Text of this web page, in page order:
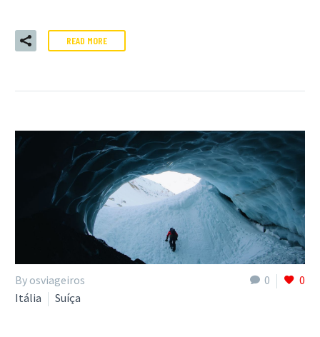
READ MORE
0 0
By osviageiros
Itália
Suíça